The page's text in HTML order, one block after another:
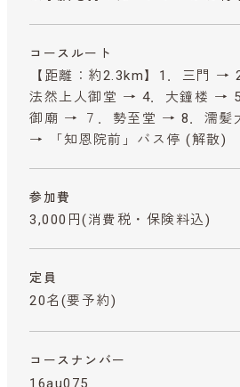
コースルート
【距離：約2.3km】1．三門 →
法然上人御堂 → 4．大鐘楼 →
御廟 → ７．勢至堂 → 8．濡髪
→ 「知恩院前」バス停 (解散)
参加費
3,000円 (消費税・保険料込)
定員
20名(要予約)
コースナンバー
16au075